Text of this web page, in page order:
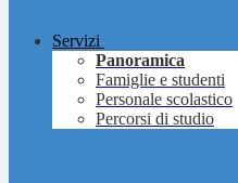
Servizi
Panoramica
Famiglie e studenti
Personale scolastico
Percorsi di studio